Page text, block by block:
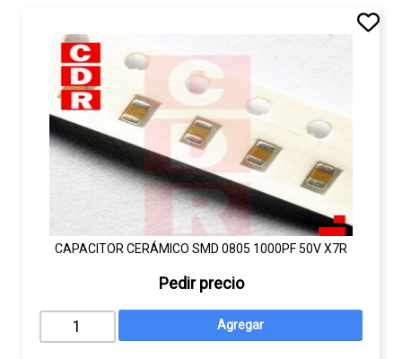
CAPACITOR CERÁMICO SMD 0805 1000PF 50V X7R
Pedir precio